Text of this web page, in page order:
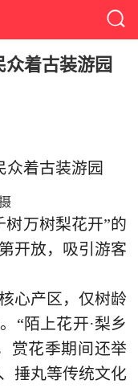
着古装游园
万树梨花开”的
开放，吸引游客
心产区，仅树龄
“陌上花开·梨乡
赏花季期间还举
捶丸等传统文化